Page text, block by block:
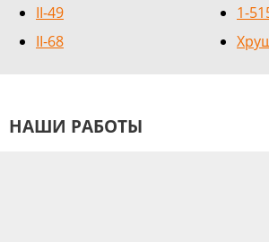
II-49
II-68
1-
НАШИ РАБОТЫ